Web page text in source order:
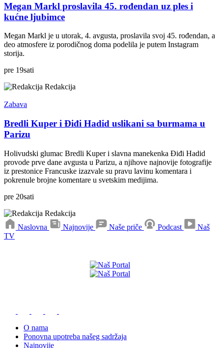
Megan Markl proslavila 45. rođendan uz ples i
kućne ljubimce
Megan Markl je u utorak, 4. avgusta, proslavila svoj 45. rođendan, a
deo atmosfere iz porodičnog doma podelila je putem Instagram
storija.
pre 19sati
Redakcija
Zabava
Bredli Kuper i Điđi Hadid uslikani sa burmama u
Parizu
Holivudski glumac Bredli Kuper i slavna manekenka Điđi Hadid
provode prve dane avgusta u Parizu, a njihove najnovije fotografije
iz prestonice Francuske izazvale su pravu lavinu komentara i
pokrenule brojne komentare u svetskim medijima.
pre 20sati
Redakcija
Naslovna
Najnovije Naše priče Podcast
Naš
TV
O nama
Ponovna upotreba našeg sadržaja
Najnovije